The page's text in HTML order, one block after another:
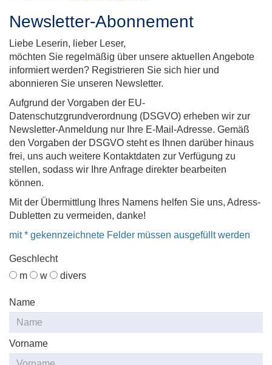
Newsletter-Abonnement
Liebe Leserin, lieber Leser,
möchten Sie regelmäßig über unsere aktuellen Angebote
informiert werden? Registrieren Sie sich hier und
abonnieren Sie unseren Newsletter.
Aufgrund der Vorgaben der EU-
Datenschutzgrundverordnung (DSGVO) erheben wir zur
Newsletter-Anmeldung nur Ihre E-Mail-Adresse. Gemäß
den Vorgaben der DSGVO steht es Ihnen darüber hinaus
frei, uns auch weitere Kontaktdaten zur Verfügung zu
stellen, sodass wir Ihre Anfrage direkter bearbeiten
können.
Mit der Übermittlung Ihres Namens helfen Sie uns, Adress-
Dubletten zu vermeiden, danke!
mit * gekennzeichnete Felder müssen ausgefüllt werden
Geschlecht
m
w divers
Name
Vorname